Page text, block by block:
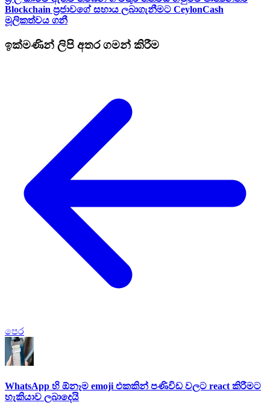
Blockchain ප්‍රජාවගේ සහාය ලබාගැනීමට CeylonCash
මූලිකත්වය ග​නී
ඉක්මණින් ලිපි අතර ගමන් කිරීම
පෙර
WhatsApp හි ඕනෑම emoji එකකින් පණිවිඩ වලට react කිරීමට
හැකියාව ලබාදෙයි